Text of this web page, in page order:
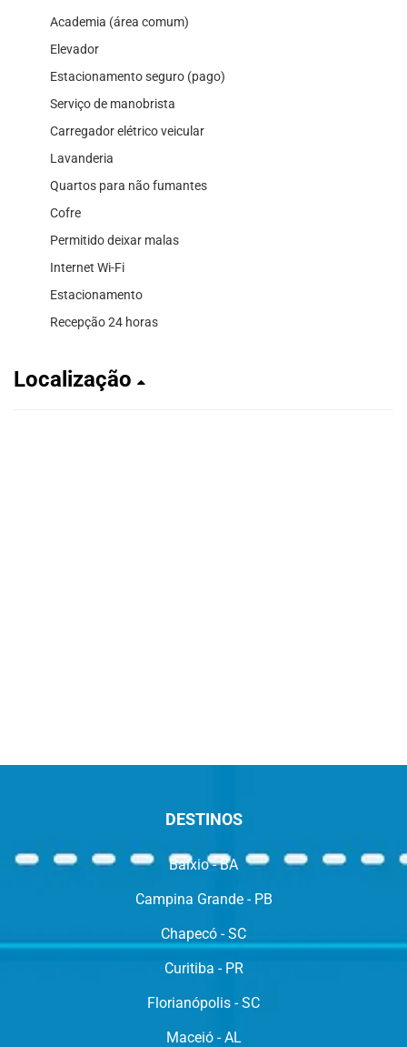
Academia (área comum)
Elevador
Estacionamento seguro (pago)
Serviço de manobrista
Carregador elétrico veicular
Lavanderia
Quartos para não fumantes
Cofre
Permitido deixar malas
Internet Wi-Fi
Estacionamento
Recepção 24 horas
Localização
DESTINOS
Baixio - BA
Campina Grande - PB
Chapecó - SC
Curitiba - PR
Florianópolis - SC
Maceió - AL